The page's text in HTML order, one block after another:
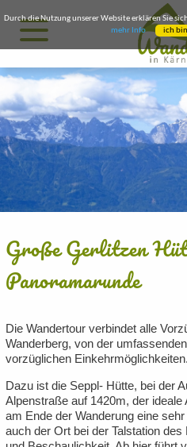
Durch die Nutzung unserer Website erklären Sie
mehr Info
ich
Große Gerlitzen
Panoramarunde
Die Wandertour verbindet alle
Wanderberg, von der
vorzüglichen Einkehrmöglichkeiten.
Dazu ist die Seppl- Hütte, bei der
Alpenstraße auf 1420m, der
am Ende der Wanderung eine
auch der Ort bei der Talstation